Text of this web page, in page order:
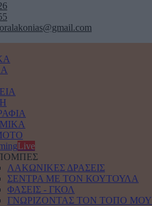
Live
ΛΑΚΩΝΙΚΕΣ ΔΡΑΣΕΙΣ
ΣΕΝΤΡΑ ΜΕ ΤΟΝ ΚΟΥΤΟΥΛΑ
ΦΑΣΕΙΣ - ΓΚΟΛ
ΓΝΩΡΙΖΟΝΤΑΣ ΤΟΝ ΤΟΠΟ ΜΟΥ